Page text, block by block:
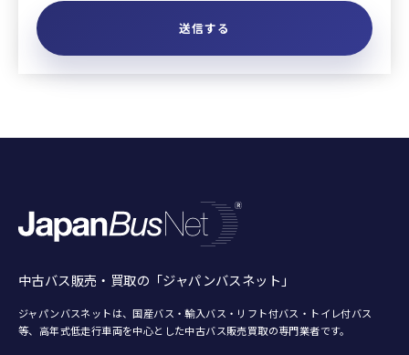
中古バス販売・買取の「ジャパンバスネット」
ジャパンバスネットは、国産バス・輸入バス・リフト付バス・トイレ付バス
等、 高年式低走行車両を中心とした中古バス販売買取の専門業者です。